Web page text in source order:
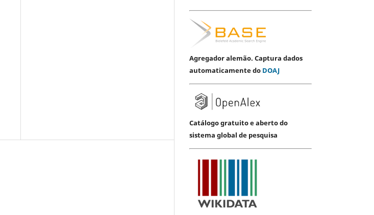
Agregador alemão. Captura dados
automaticamente do DOAJ
Catálogo gratuito e aberto do
sistema global de pesquisa